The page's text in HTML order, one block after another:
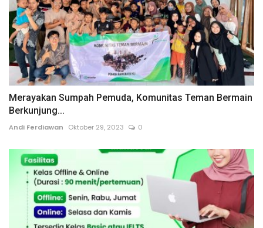
Merayakan Sumpah Pemuda, Komunitas Teman Bermain
Berkunjung...
Andi Ferdiawan Oktober 29, 2023 0